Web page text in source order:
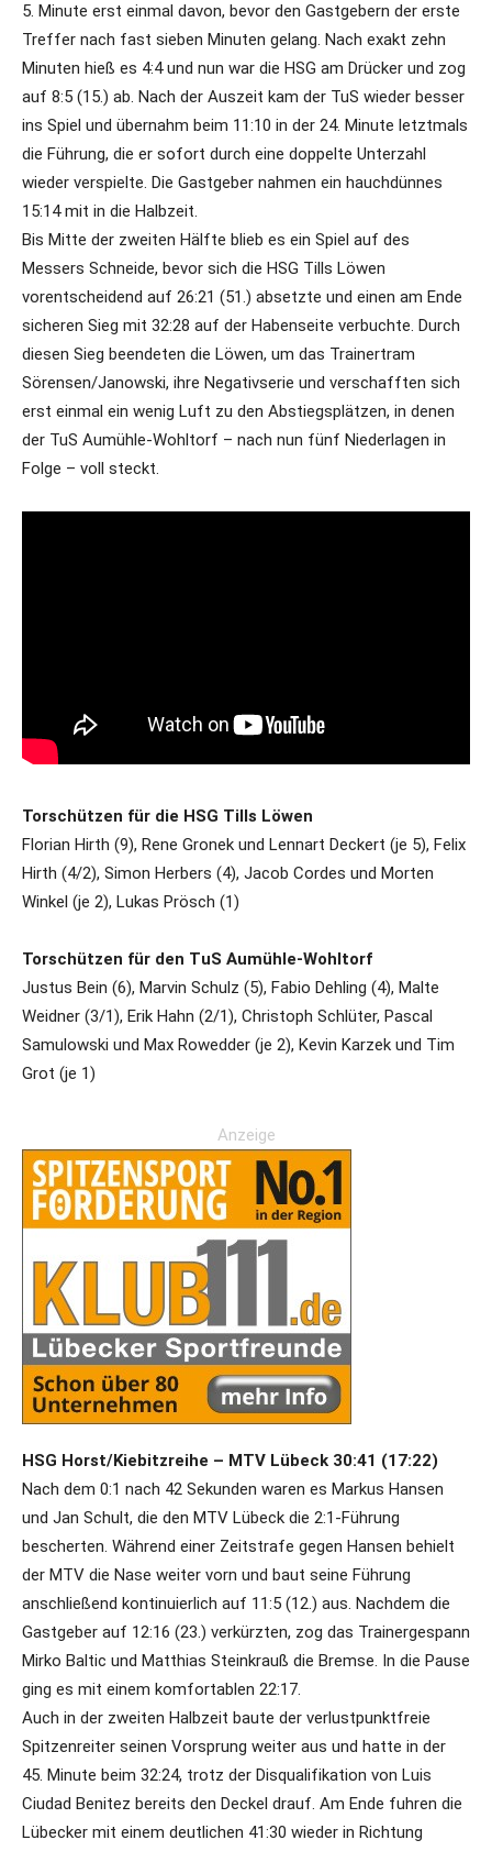
5. Minute erst einmal davon, bevor den Gastgebern der erste
Treffer nach fast sieben Minuten gelang. Nach exakt zehn
Minuten hieß es 4:4 und nun war die HSG am Drücker und zog
auf 8:5 (15.) ab. Nach der Auszeit kam der TuS wieder besser
ins Spiel und übernahm beim 11:10 in der 24. Minute letztmals
die Führung, die er sofort durch eine doppelte Unterzahl
wieder verspielte. Die Gastgeber nahmen ein hauchdünnes
15:14 mit in die Halbzeit.
Bis Mitte der zweiten Hälfte blieb es ein Spiel auf des
Messers Schneide, bevor sich die HSG Tills Löwen
vorentscheidend auf 26:21 (51.) absetzte und einen am Ende
sicheren Sieg mit 32:28 auf der Habenseite verbuchte. Durch
diesen Sieg beendeten die Löwen, um das Trainertram
Sörensen/Janowski, ihre Negativserie und verschafften sich
erst einmal ein wenig Luft zu den Abstiegsplätzen, in denen
der TuS Aumühle-Wohltorf – nach nun fünf Niederlagen in
Folge – voll steckt.
Torschützen für die HSG Tills Löwen
Florian Hirth (9), Rene Gronek und Lennart Deckert (je 5), Felix
Hirth (4/2), Simon Herbers (4), Jacob Cordes und Morten
Winkel (je 2), Lukas Prösch (1)
Torschützen für den TuS Aumühle-Wohltorf
Justus Bein (6), Marvin Schulz (5), Fabio Dehling (4), Malte
Weidner (3/1), Erik Hahn (2/1), Christoph Schlüter, Pascal
Samulowski und Max Rowedder (je 2), Kevin Karzek und Tim
Grot (je 1)
Anzeige
HSG Horst/Kiebitzreihe – MTV Lübeck 30:41 (17:22)
Nach dem 0:1 nach 42 Sekunden waren es Markus Hansen
und Jan Schult, die den MTV Lübeck die 2:1-Führung
bescherten. Während einer Zeitstrafe gegen Hansen behielt
der MTV die Nase weiter vorn und baut seine Führung
anschließend kontinuierlich auf 11:5 (12.) aus. Nachdem die
Gastgeber auf 12:16 (23.) verkürzten, zog das Trainergespann
Mirko Baltic und Matthias Steinkrauß die Bremse. In die Pause
ging es mit einem komfortablen 22:17.
Auch in der zweiten Halbzeit baute der verlustpunktfreie
Spitzenreiter seinen Vorsprung weiter aus und hatte in der
45. Minute beim 32:24, trotz der Disqualifikation von Luis
Ciudad Benitez bereits den Deckel drauf. Am Ende fuhren die
Lübecker mit einem deutlichen 41:30 wieder in Richtung